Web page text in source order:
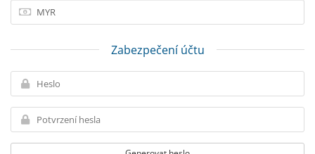
Zabezpečení účtu